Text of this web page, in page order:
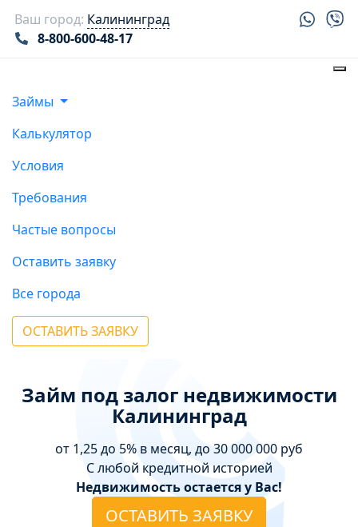
Ваш город: Калининград
8-800-600-48-17
Займы
Калькулятор
Условия
Требования
Частые вопросы
Оставить заявку
Все города
ОСТАВИТЬ ЗАЯВКУ
Займ под залог недвижимости
Калининград
от 1,25 до 5% в месяц, до 30 000 000 руб
С любой кредитной историей
Недвижимость остается у Вас!
ОСТАВИТЬ ЗАЯВКУ